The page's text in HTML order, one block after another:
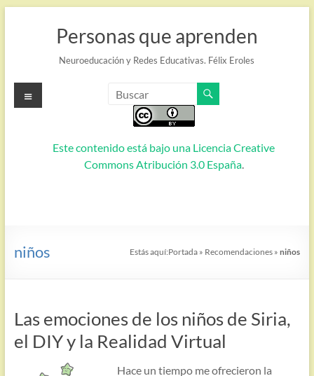
Personas que aprenden
Neuroeducación y Redes Educativas. Félix Eroles
Este contenido está bajo una Licencia Creative
Commons Atribución 3.0 España.
Menú
niños Estás aquí:Portada » Recomendaciones »niños
Las emociones de los niños de Siria,
el DIY y la Realidad Virtual
Hace un tiempo me ofrecieron la